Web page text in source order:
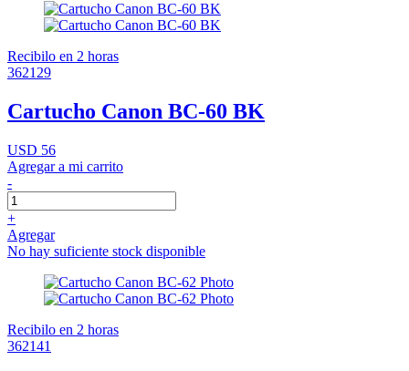
Recibilo en 2 horas
362129
Cartucho Canon BC-60 BK
USD 56
Agregar a mi carrito
-
+
Agregar
No hay suficiente stock disponible
Recibilo en 2 horas
362141